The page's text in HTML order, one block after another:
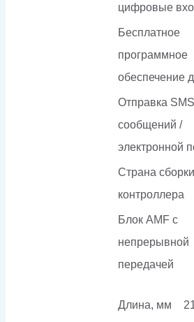
цифровые
Бесплатное
программное
обеспечение
Отправка SMS
сообщений /
электронной
Страна сборки
контроллера
Блок AMF с
непрерывной
передачей
Длина, мм